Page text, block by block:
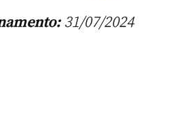
31/07/2024